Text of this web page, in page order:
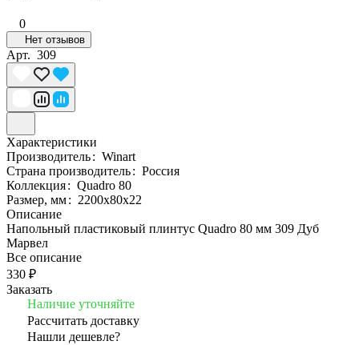
0
Нет отзывов
Арт. 309
Характеристики
Производитель: Winart
Страна производитель: Россия
Коллекция: Quadro 80
Размер, мм: 2200x80x22
Описание
Напольный пластиковый плинтус Quadro 80 мм 309 Дуб
Марвел
Все описание
330 ₽
Заказать
Наличие уточняйте
Рассчитать доставку
Нашли дешевле?